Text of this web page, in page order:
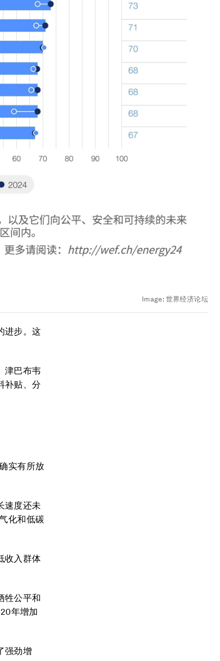
Image: 世界经济论坛
进步。这
津巴布韦
补贴、分
实有所放
速度还未
化和低碳
收入群体
牲公平和
年增加
强劲增